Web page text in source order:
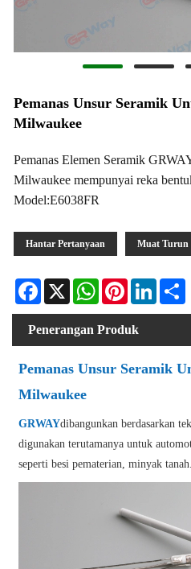
Pemanas Unsur Seramik
Milwaukee
Pemanas Elemen Seramik
Milwaukee mempunyai reka
Model:E6038FR
Hantar Pertanyaan Muat Turun
Facebook
X WhatsAppPinterest
Penerangan Produk
Pemanas Unsur Seramik
Milwaukee
GRWAYdibangunkan berdasarkan
digunakan terutamanya untuk
seperti besi pematerian, minyak tanah.